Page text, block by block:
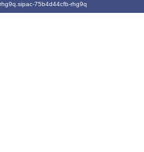
75b4d44cfb-rhg9q